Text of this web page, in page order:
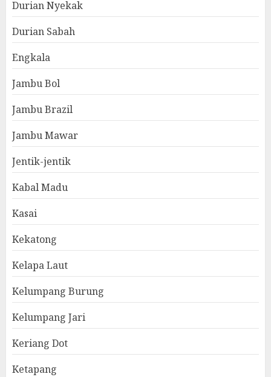
Durian Nyekak
Durian Sabah
Engkala
Jambu Bol
Jambu Brazil
Jambu Mawar
Jentik-jentik
Kabal Madu
Kasai
Kekatong
Kelapa Laut
Kelumpang Burung
Kelumpang Jari
Keriang Dot
Ketapang